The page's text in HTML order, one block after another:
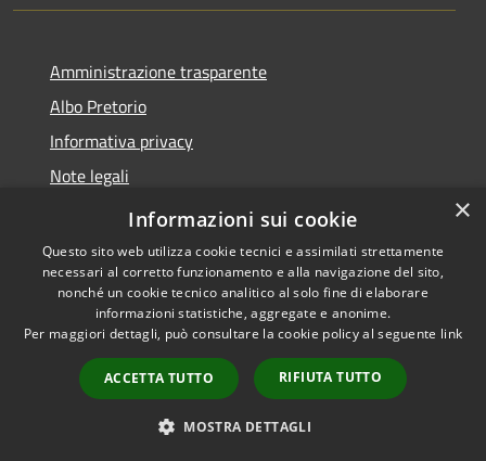
Amministrazione trasparente
Albo Pretorio
Informativa privacy
Note legali
Dichiarazione di accessibilità
Accessibilità
Copyright © 2026 • Città di
Andria • Powered by
Municipium•
Accesso
redazione
×
Informazioni sui cookie
Questo sito web utilizza cookie tecnici e assimilati strettamente
necessari al corretto funzionamento e alla navigazione del sito,
nonché un cookie tecnico analitico al solo fine di elaborare
informazioni statistiche, aggregate e anonime.
Per maggiori dettagli, può consultare la cookie policy al seguente link
ACCETTA TUTTO RIFIUTA TUTTO
MOSTRA DETTAGLI